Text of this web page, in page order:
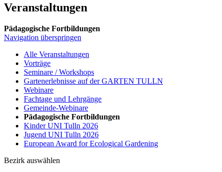
Veranstaltungen
Pädagogische Fortbildungen
Navigation überspringen
Alle Veranstaltungen
Vorträge
Seminare / Workshops
Gartenerlebnisse auf der GARTEN TULLN
Webinare
Fachtage und Lehrgänge
Gemeinde-Webinare
Pädagogische Fortbildungen
Kinder UNI Tulln 2026
Jugend UNI Tulln 2026
European Award for Ecological Gardening
Bezirk auswählen